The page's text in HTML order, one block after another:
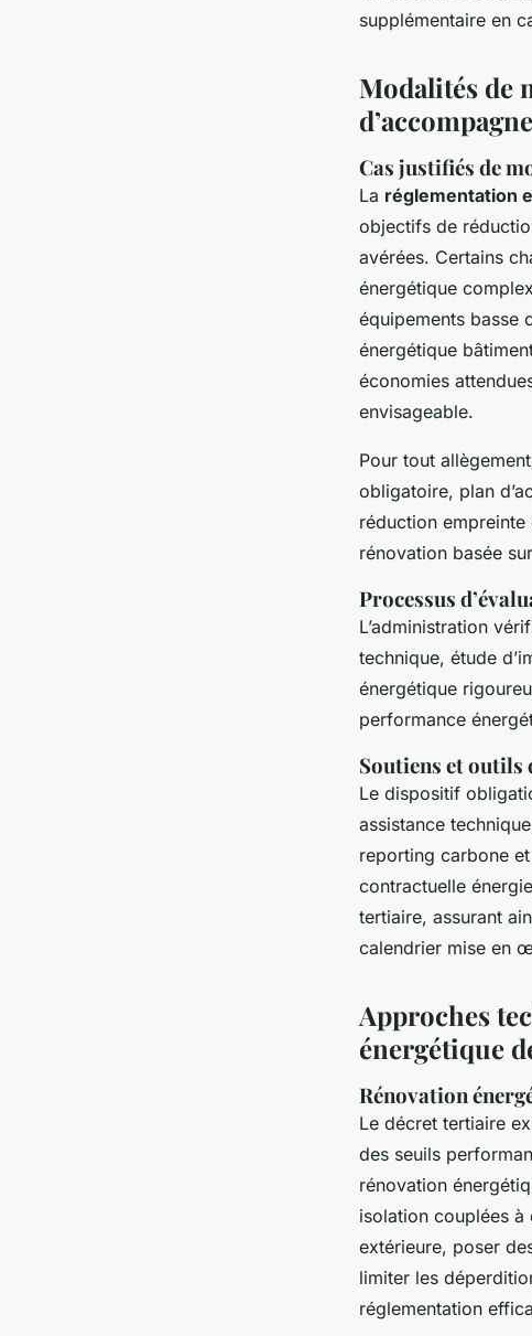
supplémentaire en
Modalités de
Cas justifiés de
La réglementation
objectifs de
avérées. Certains
énergétique
équipements basse
énergétique
économies
envisageable.
Pour tout
obligatoire, plan
réduction
rénovation basée
Processus
L’administration
technique, étude
énergétique
performance
Soutiens et outils
Le dispositif
assistance
reporting carbone
contractuelle
tertiaire, assurant
calendrier mise en
Approches
énergétique
Rénovation
Le décret tertiaire
des seuils
rénovation
isolation couplées à
extérieure, poser
limiter les
réglementation